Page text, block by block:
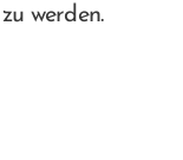
werden.